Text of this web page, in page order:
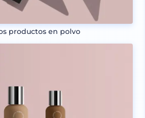
productos en polvo